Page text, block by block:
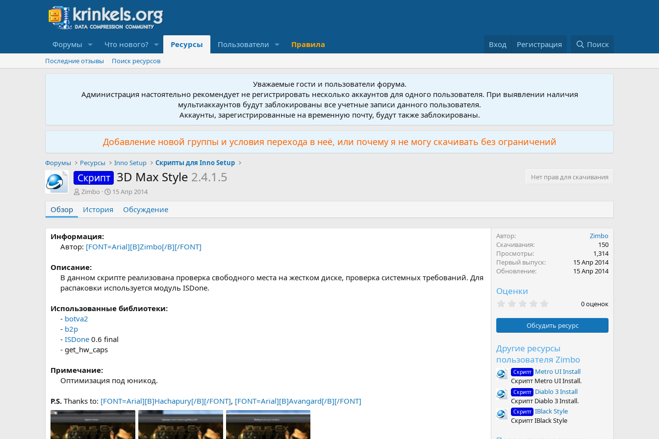
Форумы Что нового? Ресурсы Пользователи Правила Вход Регистрация Поиск
Последние отзывы Поиск ресурсов
Уважаемые гости и пользователи форума.
Администрация настоятельно рекомендует не регистрировать несколько аккаунтов для одного пользователя. При выявлении наличия
мультиаккаунтов будут заблокированы все учетные записи данного пользователя.
Аккаунты, зарегистрированные на временную почту, будут также заблокированы.
Добавление новой группы и условия перехода в неё, или почему я не могу скачивать без ограничений
Форумы Ресурсы Inno Setup Скрипты для Inno Setup
Скрипт 3D Max Style 2.4.1.5
Нет прав для скачивания
А
т
о
р
Zimbo
Д
т
а
с
з
и
я
15 Апр 2014
Обзор История Обсуждение
Информация:
Автор: [FONT=Arial][B]Zimbo[/B][/FONT]
Описание:
В данном скрипте реализована проверка свободного места на жестком диске, проверка системных требований. Для
распаковки используется модуль ISDone.​
Использованные библиотеки:
- botva2
- b2p
- ISDone 0.6 final
- get_hw_caps​
Примечание:
Оптимизация под юникод.​
P.S. Thanks to: [FONT=Arial][B]Hachapury[/B][/FONT], [FONT=Arial][B]Avangard[/B][/FONT]
Автор
Zimbo
Скачивания
150
Просмотры
1,314
Первый выпуск
15 Апр 2014
Обновление
15 Апр 2014
Оценки
0
0
з
ё
з
д
0 оценок
Обсудить ресурс
Другие ресурсы
пользователя Zimbo
Скрипт Metro UI Install
Скрипт Metro UI Install.
Скрипт Diablo 3 Install
Скрипт Diablo 3 Install.
Скрипт IBlack Style
Скрипт IBlack Style